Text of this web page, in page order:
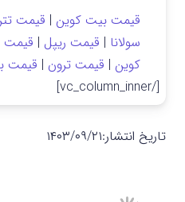
قیمت بیت کوین | قیمت تتر
سولانا | قیمت ریپل | قیمت
کوین | قیمت ترون | قیمت
[/vc_column_inner]
تاریخ انتشار:۱۴۰۳/۰۹/۲۱